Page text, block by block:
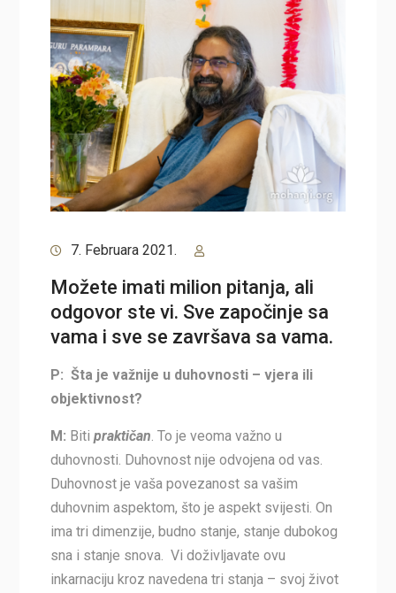
7. Februara 2021.
Možete imati milion pitanja, ali
odgovor ste vi. Sve započinje sa
vama i sve se završava sa vama.
P: Šta je važnije u duhovnosti – vjera ili
objektivnost?
M: Biti praktičan . To je veoma važno u
duhovnosti. Duhovnost nije odvojena od vas.
Duhovnost je vaša povezanost sa vašim
duhovnim aspektom, što je aspekt svijesti. On
ima tri dimenzije, budno stanje, stanje dubokog
sna i stanje snova. Vi doživljavate ovu
inkarnaciju kroz navedena tri stanja – svoj život